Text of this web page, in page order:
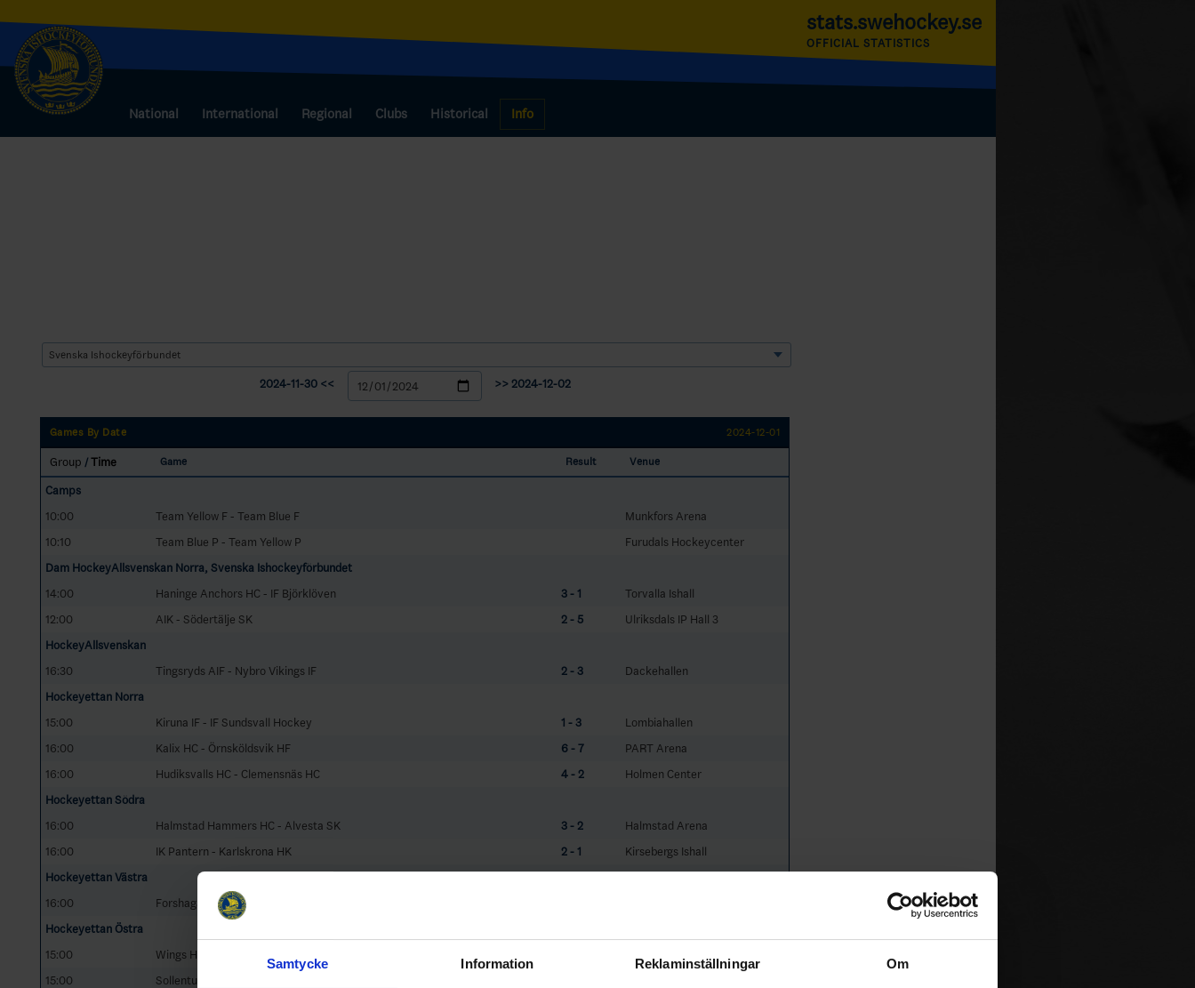
Samtycke Information Reklaminställningar Om
National International Regional Clubs Historical Info
stats.swehockey.se
OFFICIAL STATISTICS
2024-11-30 << >> 2024-12-02
Games By Date 2024-12-01
Group / Time Game Result Venue
Camps
10:00
Team Yellow F - Team Blue F
Munkfors Arena
10:10
Team Blue P - Team Yellow P
Furudals Hockeycenter
Dam HockeyAllsvenskan Norra, Svenska Ishockeyförbundet
14:00
Haninge Anchors HC - IF Björklöven 3 - 1
Torvalla Ishall
12:00
AIK - Södertälje SK 2 - 5
Ulriksdals IP Hall 3
HockeyAllsvenskan
16:30
Tingsryds AIF - Nybro Vikings IF 2 - 3
Dackehallen
Hockeyettan Norra
15:00
Kiruna IF - IF Sundsvall Hockey 1 - 3
Lombiahallen
16:00
Kalix HC - Örnsköldsvik HF 6 - 7
PART Arena
16:00
Hudiksvalls HC - Clemensnäs HC 4 - 2
Holmen Center
Hockeyettan Södra
16:00
Halmstad Hammers HC - Alvesta SK 3 - 2
Halmstad Arena
16:00
IK Pantern - Karlskrona HK 2 - 1
Kirsebergs Ishall
Hockeyettan Västra
16:00
Forshaga IF - Lindlövens IF
Hockeyettan Östra
15:00
Wings HC Arlanda - Visby/Roma HK
15:00
Sollentuna HC - Huddinge IK